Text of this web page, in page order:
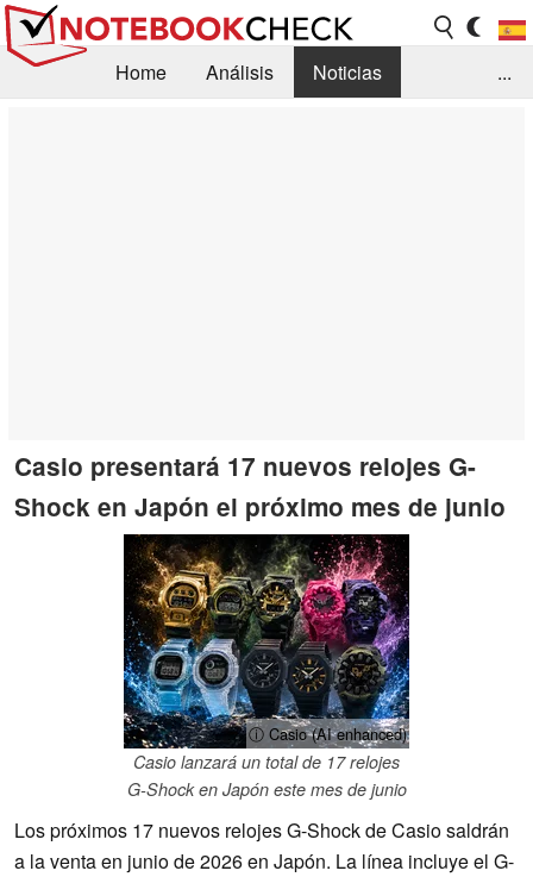
Home Análisis
Noticias
...
Casio presentará 17 nuevos relojes G-
Shock en Japón el próximo mes de junio
ⓘ Casio (AI enhanced)
Casio lanzará un total de 17 relojes
G-Shock en Japón este mes de junio
Los próximos 17 nuevos relojes G-Shock de Casio saldrán
a la venta en junio de 2026 en Japón. La línea incluye el G-